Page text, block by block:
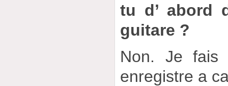
tu d’ abord
guitare ?
Non. Je fais
enregistre a